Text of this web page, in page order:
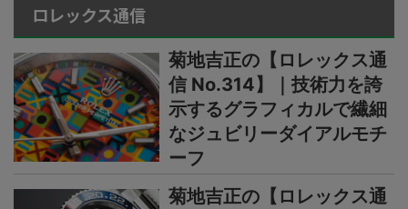
ロレックス通信
菊地吉正の【ロレックス通
信 No.314】｜技術力を誇
示するグラフィカルで繊細
なジュビリーダイアルモチ
ーフ
菊地吉正の【ロレックス通